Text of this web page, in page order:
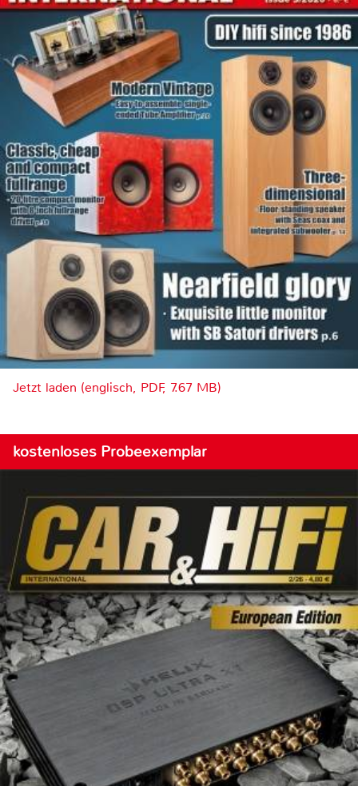
Jetzt laden (englisch, PDF, 7.67 MB)
kostenloses Probeexemplar